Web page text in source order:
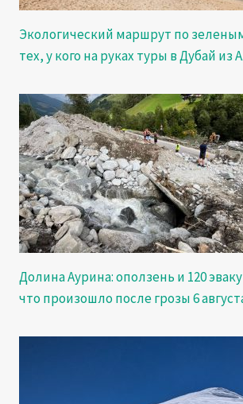
Экологический маршрут по
тех, у кого на руках туры в Дубай из
Долина Аурина: оползень и 120
что произошло после грозы 6